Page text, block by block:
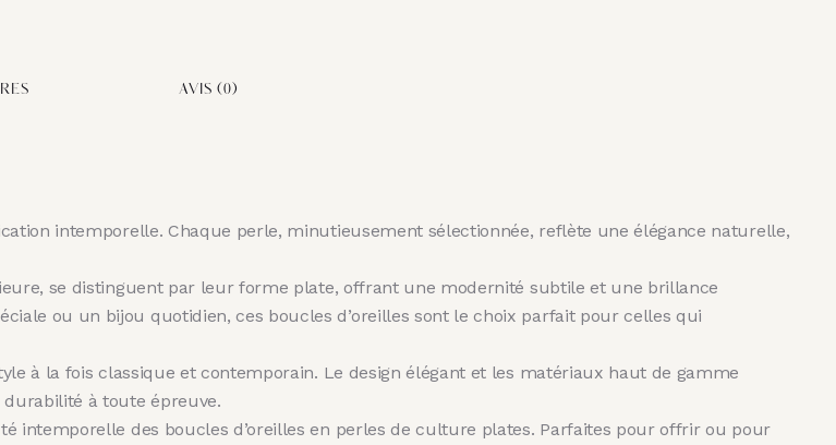
AVIS (0)
intemporelle. Chaque perle, minutieusement sélectionnée, reflète une élégance naturelle,
se distinguent par leur forme plate, offrant une modernité subtile et une brillance
ou un bijou quotidien, ces boucles d’oreilles sont le choix parfait pour celles qui
à la fois classique et contemporain. Le design élégant et les matériaux haut de gamme
à toute épreuve.
intemporelle des boucles d’oreilles en perles de culture plates. Parfaites pour offrir ou pour